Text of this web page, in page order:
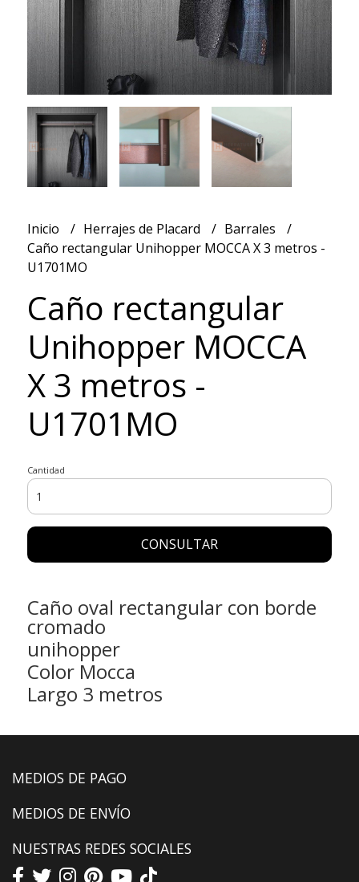
Inicio Herrajes de Placard
Barrales
Caño rectangular Unihopper MOCCA X 3 metros -
U1701MO
Caño rectangular
Unihopper MOCCA
X 3 metros -
U1701MO
Cantidad
CONSULTAR
Caño oval rectangular con borde
cromado
unihopper
Color Mocca
Largo 3 metros
MEDIOS DE PAGO
MEDIOS DE ENVÍO
NUESTRAS REDES SOCIALES